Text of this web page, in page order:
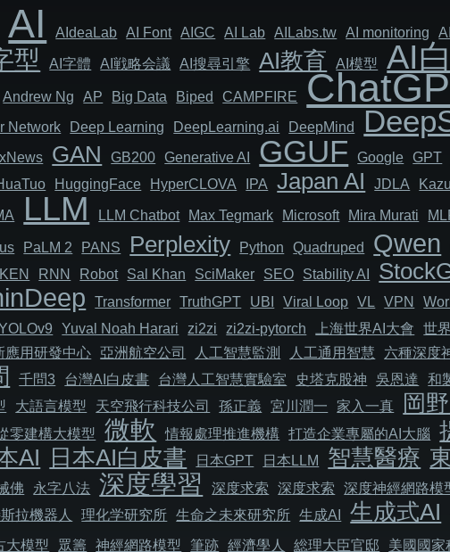
AI AIdeaLab AI Font AIGC AI Lab AILabs.tw AI monitoring
型 AI字體 AI戦略会議 AI搜尋引擎 AI教育 AI模型 AI
Andrew Ng AP Big Data Biped CAMPFIRE
Network Deep Learning DeepLearning.ai DeepMind
GAN GB200 Generative AI GGUF Google GPT
HuggingFace HyperCLOVA IPA Japan AI JDLA
LLM LLM Chatbot Max Tegmark Microsoft Mira Murati
PaLM 2 PANS Perplexity Python Quadruped Qwen
RNN Robot Sal Khan SciMaker SEO Stability AI
Transformer TruthGPT UBI Viral Loop VL VPN
Yuval Noah Harari zi2zi zi2zi-pytorch 上海世界AI大會 世
應用研發中心 亞洲航空公司 人工智慧監測 人工通用智慧
六種深度
千問3 台灣AI白皮書 台灣人工智慧實驗室 史塔克股神 吳恩達 和
大語言模型 天空飛行科技公司 孫正義 宮川潤一 家入一真 岡
零建構大模型 微軟 情報處理推進機構 打造企業專屬的AI大腦
AI 日本AI白皮書 日本GPT 日本LLM 智慧醫療
佛 永字八法 深度學習 深度求索 深度求索 深度神經網路模
拉機器人 理化学研究所 生命之未來研究所 生成AI 生成式AI
大模型 眾籌 神經網路模型 筆跡 經濟學人 総理大臣官邸 美國國家